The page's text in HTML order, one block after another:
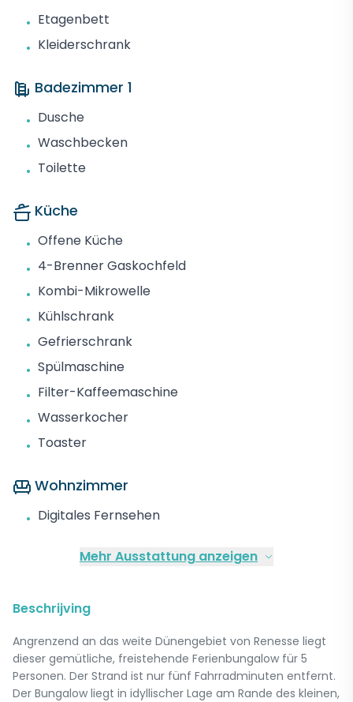
• Etagenbett
• Kleiderschrank
Badezimmer 1
• Dusche
• Waschbecken
• Toilette
Küche
• Offene Küche
• 4-Brenner Gaskochfeld
• Kombi-Mikrowelle
• Kühlschrank
• Gefrierschrank
• Spülmaschine
• Filter-Kaffeemaschine
• Wasserkocher
• Toaster
Wohnzimmer
• Digitales Fernsehen
Mehr Ausstattung anzeigen
Beschrijving
Angrenzend an das weite Dünengebiet von Renesse liegt
dieser gemütliche, freistehende Ferienbungalow für 5
Personen. Der Strand ist nur fünf Fahrradminuten entfernt.
Der Bungalow liegt in idyllischer Lage am Rande des kleinen,